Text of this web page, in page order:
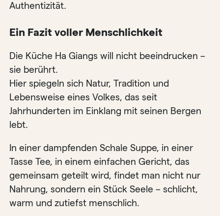
Authentizität.
Ein Fazit voller Menschlichkeit
Die Küche Ha Giangs will nicht beeindrucken –
sie berührt.
Hier spiegeln sich Natur, Tradition und
Lebensweise eines Volkes, das seit
Jahrhunderten im Einklang mit seinen Bergen
lebt.
In einer dampfenden Schale Suppe, in einer
Tasse Tee, in einem einfachen Gericht, das
gemeinsam geteilt wird, findet man nicht nur
Nahrung, sondern ein Stück Seele – schlicht,
warm und zutiefst menschlich.